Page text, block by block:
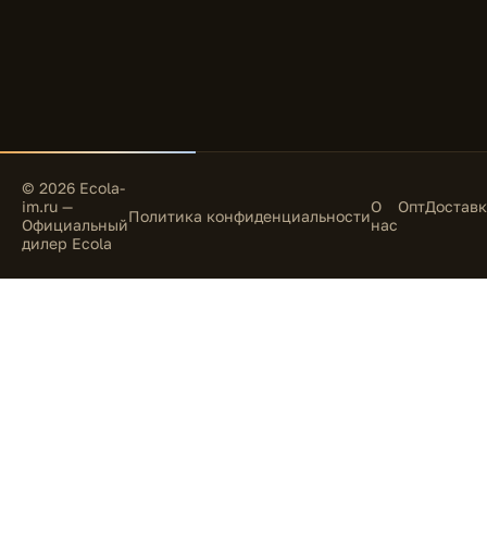
© 2026 Ecola-
im.ru —
Официальный
дилер Ecola
Политика конфиденциальностиО
нас
Опт